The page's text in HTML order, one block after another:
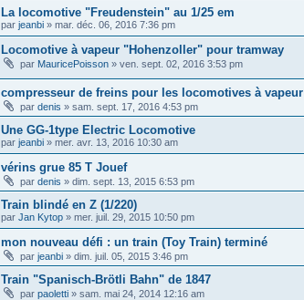
La locomotive "Freudenstein" au 1/25 em
par jeanbi » mar. déc. 06, 2016 7:36 pm
Locomotive à vapeur "Hohenzoller" pour tramway
par MauricePoisson » ven. sept. 02, 2016 3:53 pm
compresseur de freins pour les locomotives à vapeur
par denis » sam. sept. 17, 2016 4:53 pm
Une GG-1type Electric Locomotive
par jeanbi » mer. avr. 13, 2016 10:30 am
vérins grue 85 T Jouef
par denis » dim. sept. 13, 2015 6:53 pm
Train blindé en Z (1/220)
par Jan Kytop » mer. juil. 29, 2015 10:50 pm
mon nouveau défi : un train (Toy Train) terminé
par jeanbi » dim. juil. 05, 2015 3:46 pm
Train "Spanisch-Brötli Bahn" de 1847
par paoletti » sam. mai 24, 2014 12:16 am